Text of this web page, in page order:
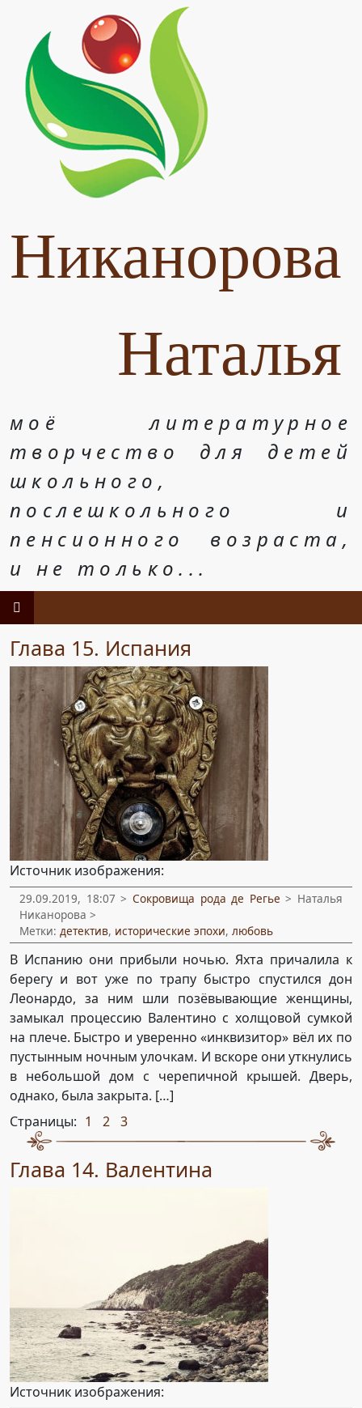
Никанорова
Наталья
моё литературное
творчество для детей
школьного,
послешкольного и
пенсионного возраста,
и не только...
Глава 15. Испания
Источник изображения:
29.09.2019, 18:07 > Сокровища рода де Регье > Наталья
Никанорова >
Метки: детектив, исторические эпохи, любовь
В Испанию они прибыли ночью. Яхта причалила к
берегу и вот уже по трапу быстро спустился дон
Леонардо, за ним шли позёвывающие женщины,
замыкал процессию Валентино с холщовой сумкой
на плече. Быстро и уверенно «инквизитор» вёл их по
пустынным ночным улочкам. И вскоре они уткнулись
в небольшой дом с черепичной крышей. Дверь,
однако, была закрыта. […]
Страницы: 1 2 3
Глава 14. Валентина
Источник изображения: